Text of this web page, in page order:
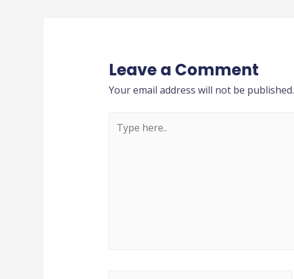
Leave a Comment
Your email address will not be published.